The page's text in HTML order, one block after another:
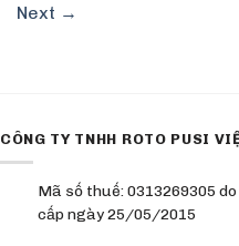
Next →
CÔNG TY TNHH ROTO PUSI
Mã số thuế: 0313269305
cấp ngày 25/05/2015